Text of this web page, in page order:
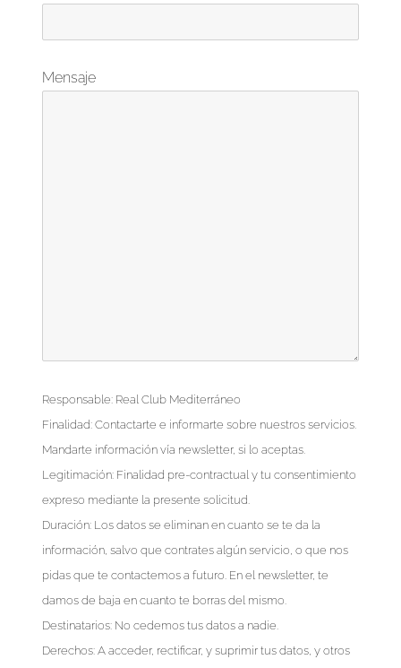
Mensaje
Responsable: Real Club Mediterráneo
Finalidad: Contactarte e informarte sobre nuestros servicios.
Mandarte información vía newsletter, si lo aceptas.
Legitimación: Finalidad pre-contractual y tu consentimiento
expreso mediante la presente solicitud.
Duración: Los datos se eliminan en cuanto se te da la
información, salvo que contrates algún servicio, o que nos
pidas que te contactemos a futuro. En el newsletter, te
damos de baja en cuanto te borras del mismo.
Destinatarios: No cedemos tus datos a nadie.
Derechos: A acceder, rectificar, y suprimir tus datos, y otros